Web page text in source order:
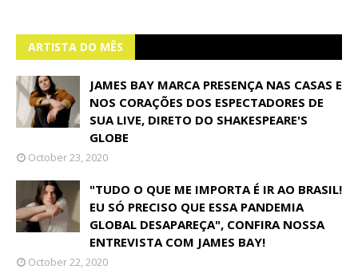
ARTISTA DO MÊS
JAMES BAY MARCA PRESENÇA NAS CASAS E
NOS CORAÇÕES DOS ESPECTADORES DE
SUA LIVE, DIRETO DO SHAKESPEARE'S
GLOBE
October 23, 2020
"TUDO O QUE ME IMPORTA É IR AO BRASIL!
EU SÓ PRECISO QUE ESSA PANDEMIA
GLOBAL DESAPAREÇA", CONFIRA NOSSA
ENTREVISTA COM JAMES BAY!
October 22, 2020